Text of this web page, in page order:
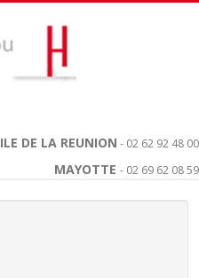
ILE DE LA REUNION - 02 62 92 48 00
MAYOTTE - 02 69 62 08 59